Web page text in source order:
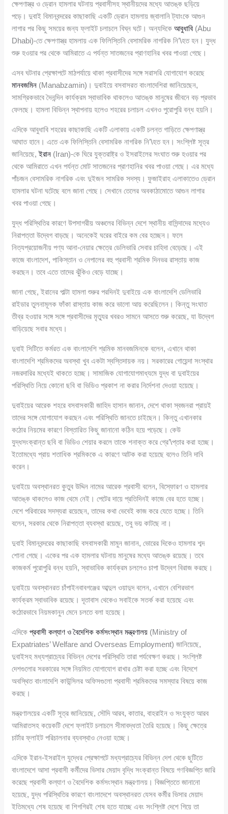
ক্ষেপণাস্ত্র ও ড্রোন হামলার ঘটনায় প্রবাসীসহ স্থানীয়দের মধ্যে আতঙ্ক ছড়িয়ে
পড়ে। দুবাই বিমানবন্দরের কাছাকাছি একটি ড্রোন হামলায় জ্বালানি ট্যাংকে আগুন
লাগার পর কিছু সময়ের জন্য ফ্লাইট চলাচলে বিঘ্ন ঘটে। অন্যদিকেআবুধাবি (Abu
Dhabi)-তে ক্ষেপণাস্ত্র হামলায় এক ফিলিস্তিনি বেসামরিক নাগরিক নি’\হত হন। যুদ্ধ
শুরু হওয়ার পর থেকে আমিরাতে এ পর্যন্ত সাতজনের প্রাণহানির খবর পাওয়া গেছে।
এসব ঘটনার প্রেক্ষাপটে মাঠপর্যায়ে থাকা প্রবাসীদের সঙ্গে সরাসরি যোগাযোগ করেছে
মানবজমিন (Manabzamin)। দুবাইয়ে বসবাসরত বাংলাদেশিরা জানিয়েছেন,
সামগ্রিকভাবে দৈনন্দিন কার্যক্রম স্বাভাবিক থাকলেও আতঙ্ক মানুষের জীবনে বড় প্রভাব
ফেলছে। হামলা বিভিন্ন স্থাপনায় হলেও শহরের চলাচল এখনও পুরোপুরি বন্ধ হয়নি।
এদিকে আবুধাবি শহরের কাছাকাছি একটি এলাকায় একটি চলন্ত গাড়িতে ক্ষেপণাস্ত্র
আঘাত হানে। এতে এক ফিলিস্তিনি বেসামরিক নাগরিক নি’\হত হন। সংশ্লিষ্ট সূত্র
জানিয়েছে,ইরান (Iran)-কে ঘিরে যুক্তরাষ্ট্র ও ইসরাইলের সংঘাত শুরু হওয়ার পর
থেকে আমিরাতে এখন পর্যন্ত মোট সাতজনের প্রাণহানির খবর পাওয়া গেছে। এর মধ্যে
পাঁচজন বেসামরিক নাগরিক এবং দুইজন সামরিক সদস্য। ফুজাইরাহ এলাকাতেও ড্রোন
হামলার ঘটনা ঘটেছে বলে জানা গেছে। সেখানে তেলের অবকাঠামোতে আগুন লাগার
খবর পাওয়া গেছে।
যুদ্ধ পরিস্থিতির কারণে উপসাগরীয় অঞ্চলের বিভিন্ন দেশে স্থানীয় বাসিন্দাদের মধ্যেও
নিরাপত্তা উদ্বেগ বাড়ছে। অনেকেই ঘরের বাইরে কম বের হচ্ছেন। ফলে
নিত্যপ্রয়োজনীয় পণ্য আনা-নেয়ার ক্ষেত্রে ডেলিভারি সেবার চাহিদা বেড়েছে। এই
কাজে বাংলাদেশ, পাকিস্তান ও নেপালের বহু প্রবাসী শ্রমিক দিনভর রাস্তায় কাজ
করছেন। তবে এতে তাদের ঝুঁকিও বেড়ে যাচ্ছে।
জানা গেছে, ইরানের পাল্টা হামলা শুরুর পরদিনই দুবাইয়ে এক বাংলাদেশি ডেলিভারি
রাইডার তুলনামূলক ফাঁকা রাস্তায় কাজ করে ভালো আয় করেছিলেন। কিন্তু সংঘাত
তীব্র হওয়ার সঙ্গে সঙ্গে প্রবাসীদের মৃত্যুর খবরও সামনে আসতে শুরু করেছে, যা উদ্বেগ
বাড়িয়েছে সবার মধ্যে।
দুবাই সিটিতে কর্মরত এক বাংলাদেশি শ্রমিক মানবজমিনকে বলেন, এখানে থাকা
বাংলাদেশি শ্রমিকদের অবস্থা খুব একটা স্বস্তিদায়ক নয়। সরকারের গোয়েন্দা সংস্থার
নজরদারির মধ্যেই থাকতে হচ্ছে। সামাজিক যোগাযোগমাধ্যমে যুদ্ধ বা দুবাইয়ের
পরিস্থিতি নিয়ে কোনো ছবি বা ভিডিও প্রকাশ না করার নির্দেশনা দেওয়া হয়েছে।
দুবাইয়ের আরেক শহরে বসবাসকারী জাহিদ হাসান জানান, দেশে থাকা স্বজনরা প্রায়ই
তাদের সঙ্গে যোগাযোগ করছেন এবং পরিস্থিতি জানতে চাইছেন। কিন্তু এখানকার
কঠোর নিয়মের কারণে বিস্তারিত কিছু জানানো কঠিন হয়ে পড়েছে। কেউ
যুদ্ধসংক্রান্ত ছবি বা ভিডিও শেয়ার করলে তাকে শনাক্ত করে গ্রে’\প্তার করা হচ্ছে।
ইতোমধ্যে প্রায় শতাধিক শ্রমিককে এ কারণে আটক করা হয়েছে বলেও তিনি দাবি
করেন।
দুবাইয়ে অবস্থানরত কুতুব উদ্দিন নামের আরেক প্রবাসী বলেন, বিস্ফোরণ ও হামলার
আতঙ্ক থাকলেও কাজ থেমে নেই। পেটের দায়ে প্রতিদিনই কাজে বের হতে হচ্ছে।
দেশে পরিবারের সদস্যরা রয়েছেন, তাদের কথা ভেবেই কাজ করে যেতে হচ্ছে। তিনি
বলেন, সরকার থেকে নিরাপত্তা ব্যবস্থা রয়েছে, তবু ভয় কাটছে না।
দুবাই বিমানবন্দরের কাছাকাছি বসবাসকারী মামুন জানান, ভোরের দিকেও হামলার শব্দ
শোনা গেছে। একের পর এক হামলার ঘটনায় মানুষের মধ্যে আতঙ্ক রয়েছে। তবে
কাজকর্ম পুরোপুরি বন্ধ হয়নি, স্বাভাবিক কার্যক্রম চললেও চাপা উদ্বেগ বিরাজ করছে।
দুবাইয়ে অবস্থানরত চাঁপাইনবাবগঞ্জের আব্দুল ওয়াদুদ বলেন, এখানে বেশিরভাগ
কার্যক্রম স্বাভাবিক রয়েছে। দূতাবাস থেকেও সবাইকে সতর্ক করা হয়েছে এবং
কঠোরভাবে নিয়মকানুন মেনে চলতে বলা হয়েছে।
এদিকেপ্রবাসী কল্যাণ ও বৈদেশিক কর্মসংস্থান মন্ত্রণালয় (Ministry of
Expatriates’ Welfare and Overseas Employment) জানিয়েছে,
দুবাইসহ মধ্যপ্রাচ্যের বিভিন্ন দেশের পরিস্থিতি তারা পর্যবেক্ষণ করছে। সংশ্লিষ্ট
দেশগুলোর সরকারের সঙ্গে নিয়মিত যোগাযোগ রাখার চেষ্টা করা হচ্ছে এবং বিদেশে
অবস্থিত বাংলাদেশি কাউন্সিলর অফিসগুলো প্রবাসী শ্রমিকদের সমস্যার বিষয়ে কাজ
করছে।
মন্ত্রণালয়ের একটি সূত্র জানিয়েছে, সৌদি আরব, কাতার, বাহরাইন ও সংযুক্ত আরব
আমিরাতসহ কয়েকটি দেশে ফ্লাইট চলাচলে সীমাবদ্ধতা তৈরি হয়েছে। কিছু ক্ষেত্রে
চার্টার ফ্লাইট পরিচালনার ব্যবস্থাও নেওয়া হচ্ছে।
এদিকে ইরান-ইসরাইল যুদ্ধের প্রেক্ষাপটে মধ্যপ্রাচ্যের বিভিন্ন দেশ থেকে ছুটিতে
বাংলাদেশে আসা প্রবাসী কর্মীদের ভিসার মেয়াদ বৃদ্ধি সংক্রান্ত বিষয়ে গণবিজ্ঞপ্তি জারি
করেছে প্রবাসী কল্যাণ ও বৈদেশিক কর্মসংস্থান মন্ত্রণালয়। বিজ্ঞপ্তিতে জানানো
হয়েছে, যুদ্ধ পরিস্থিতির কারণে বাংলাদেশে অবস্থানরত যেসব কর্মীর ভিসার মেয়াদ
ইতিমধ্যে শেষ হয়েছে বা শিগগিরই শেষ হতে যাচ্ছে এবং সংশ্লিষ্ট দেশে গিয়ে তা